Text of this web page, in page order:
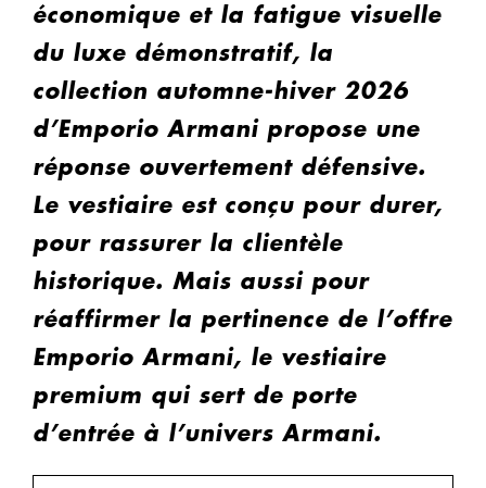
économique et la fatigue visuelle
du luxe démonstratif, la
collection automne-hiver 2026
d’Emporio Armani propose une
réponse ouvertement défensive.
Le vestiaire est conçu pour durer,
pour rassurer la clientèle
historique. Mais aussi pour
réaffirmer la pertinence de l’offre
Emporio Armani, le vestiaire
premium qui sert de porte
d’entrée à l’univers Armani.